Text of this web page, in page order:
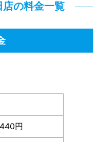
の料金一覧
440円